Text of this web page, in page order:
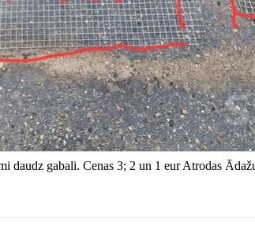
daudz gabali. Cenas 3; 2 un 1 eur Atrodas